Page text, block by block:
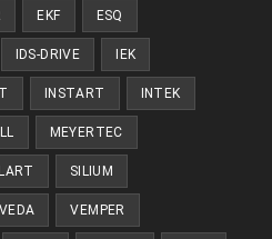
EKF ESQ
IDS-DRIVE IEK
INSTART INTEK
MEYERTEC
SILIUM
VEDA VEMPER